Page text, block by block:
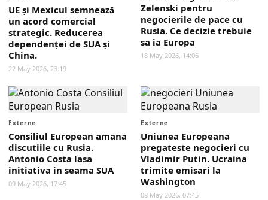
UE și Mexicul semnează
un acord comercial
strategic. Reducerea
dependenței de SUA și
China.
22 May 2026, 23:19
Zelenski pentru
negocierile de pace cu
Rusia. Ce decizie trebuie
sa ia Europa
18 May 2026, 14:06
Externe
Consiliul European amana
discutiile cu Rusia.
Antonio Costa lasa
initiativa in seama SUA
09 May 2026, 17:45
Externe
Uniunea Europeana
pregateste negocieri cu
Vladimir Putin. Ucraina
trimite emisari la
Washington
08 May 2026, 07:45